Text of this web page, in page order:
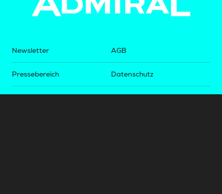
Newsletter
Pressebereich
AGB
Datenschutz